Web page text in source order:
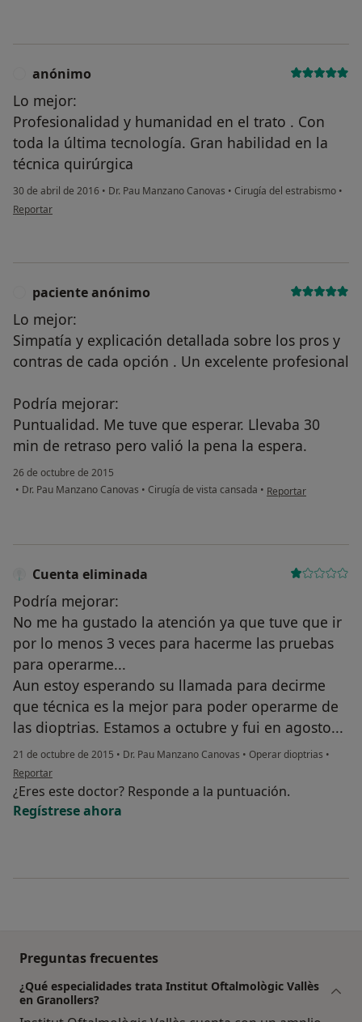
anónimo
Lo mejor:
Profesionalidad y humanidad en el trato . Con
toda la última tecnología. Gran habilidad en la
técnica quirúrgica
30 de abril de 2016 • Dr. Pau Manzano Canovas • Cirugía del estrabismo •
en opinión del usuario anónimo
Reportar
paciente anónimo
Lo mejor:
Simpatía y explicación detallada sobre los pros y
contras de cada opción . Un excelente profesional
Podría mejorar:
Puntualidad. Me tuve que esperar. Llevaba 30
min de retraso pero valió la pena la espera.
26 de octubre de 2015
• Dr. Pau Manzano Canovas • Cirugía de vista cansada • en opinión del
Reportar
Cuenta eliminada
Podría mejorar:
No me ha gustado la atención ya que tuve que ir
por lo menos 3 veces para hacerme las pruebas
para operarme...
Aun estoy esperando su llamada para decirme
que técnica es la mejor para poder operarme de
las dioptrias. Estamos a octubre y fui en agosto...
21 de octubre de 2015 • Dr. Pau Manzano Canovas • Operar dioptrias •
en opinión del usuario Cuenta eliminada
Reportar
¿Eres este doctor? Responde a la puntuación.
Regístrese ahora
Preguntas frecuentes
¿Qué especialidades trata Institut Oftalmològic Vallès
en Granollers?